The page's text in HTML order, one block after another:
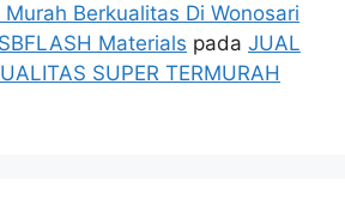
Berkualitas Di Wonosari
Materials pada JUAL
SUPER TERMURAH